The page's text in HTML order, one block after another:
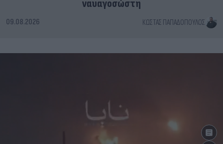
ναυαγοσώστη
09.08.2026 ΚΏΣΤΑΣ ΠΑΠΑΔΌΠΟΥΛΟΣ